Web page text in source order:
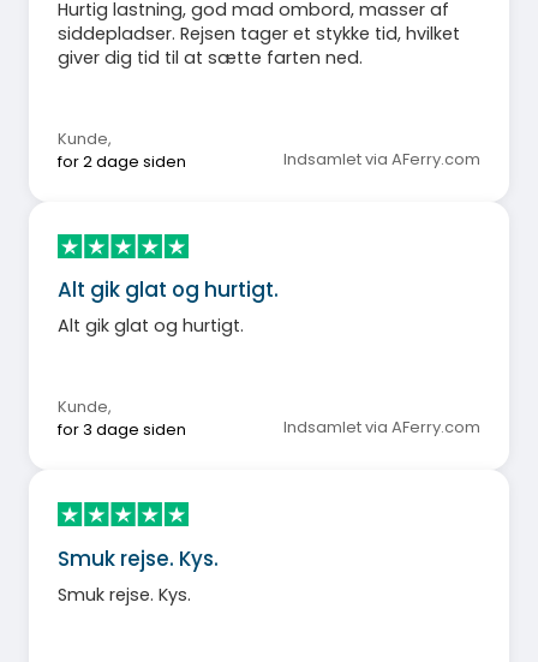
Hurtig lastning, god mad ombord, masser af
siddepladser. Rejsen tager et stykke tid, hvilket
giver dig tid til at sætte farten ned.
Kunde,
for 2 dage siden
Indsamlet via AFerry.com
Alt gik glat og hurtigt.
Alt gik glat og hurtigt.
Kunde,
for 3 dage siden
Indsamlet via AFerry.com
Smuk rejse. Kys.
Smuk rejse. Kys.